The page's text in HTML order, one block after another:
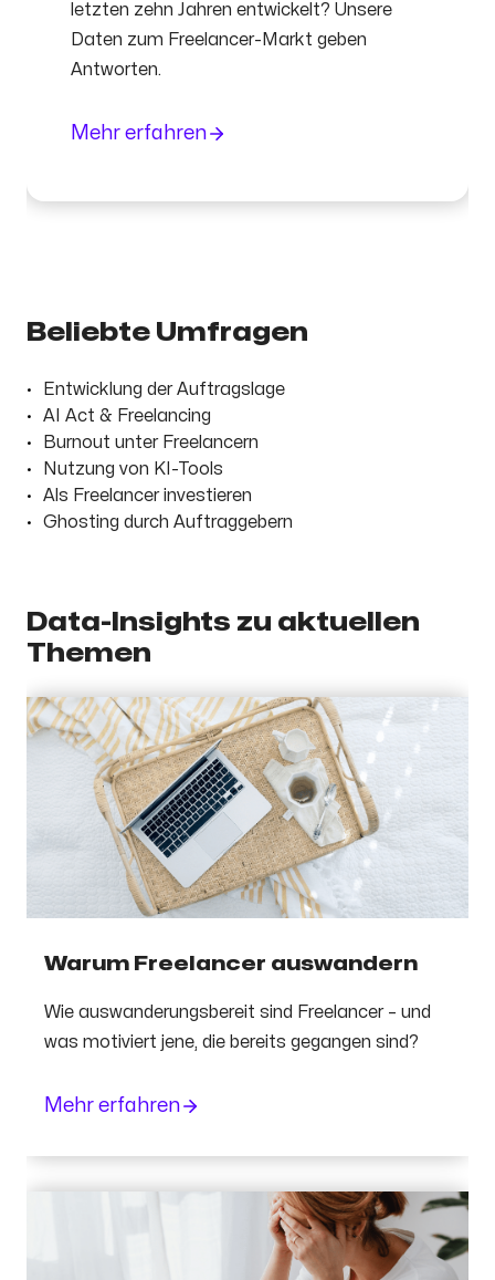
letzten zehn Jahren entwickelt? Unsere
Daten zum Freelancer-Markt geben
Antworten.
Mehr erfahren
Beliebte Umfragen
Entwicklung der Auftragslage
AI Act & Freelancing
Burnout unter Freelancern
Nutzung von KI-Tools
Als Freelancer investieren
Ghosting durch Auftraggebern
Data-Insights zu aktuellen
Themen
Warum Freelancer auswandern
Wie auswanderungsbereit sind Freelancer – und
was motiviert jene, die bereits gegangen sind?
Mehr erfahren